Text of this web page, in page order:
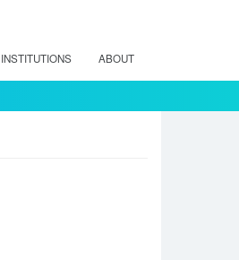
INSTITUTIONS ABOUT